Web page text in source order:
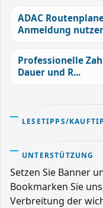
ADAC
Anmeldung
Professionelle
Dauer und R...
LESETIPPS/
UNTERSTÜTZUNG
Setzen Sie Banner
Bookmarken Sie
Verbreitung der